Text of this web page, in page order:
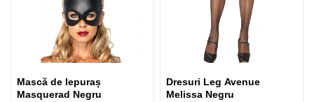
Mască de Iepuraș
Masquerad Negru
Dresuri Leg Avenue
Melissa Negru